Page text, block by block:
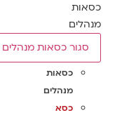
כסאות
מנהלים
סגור כסאות מנהלים
כסאות
מנהלים
כסא